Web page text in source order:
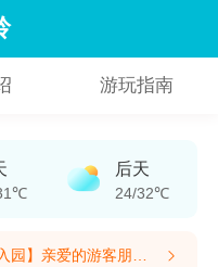
游玩指南
后天
24/32℃
园】亲爱的游客朋